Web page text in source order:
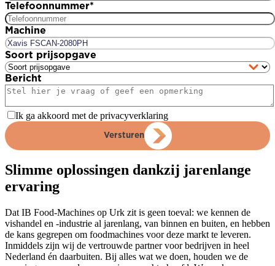
Telefoonnummer*
Machine
Soort prijsopgave
Bericht
Ik ga akkoord met de privacyverklaring
Versturen
Slimme oplossingen dankzij jarenlange
ervaring
Dat IB Food-Machines op Urk zit is geen toeval: we kennen de
vishandel en -industrie al jarenlang, van binnen en buiten, en hebben
de kans gegrepen om foodmachines voor deze markt te leveren.
Inmiddels zijn wij de vertrouwde partner voor bedrijven in heel
Nederland én daarbuiten. Bij alles wat we doen, houden we de